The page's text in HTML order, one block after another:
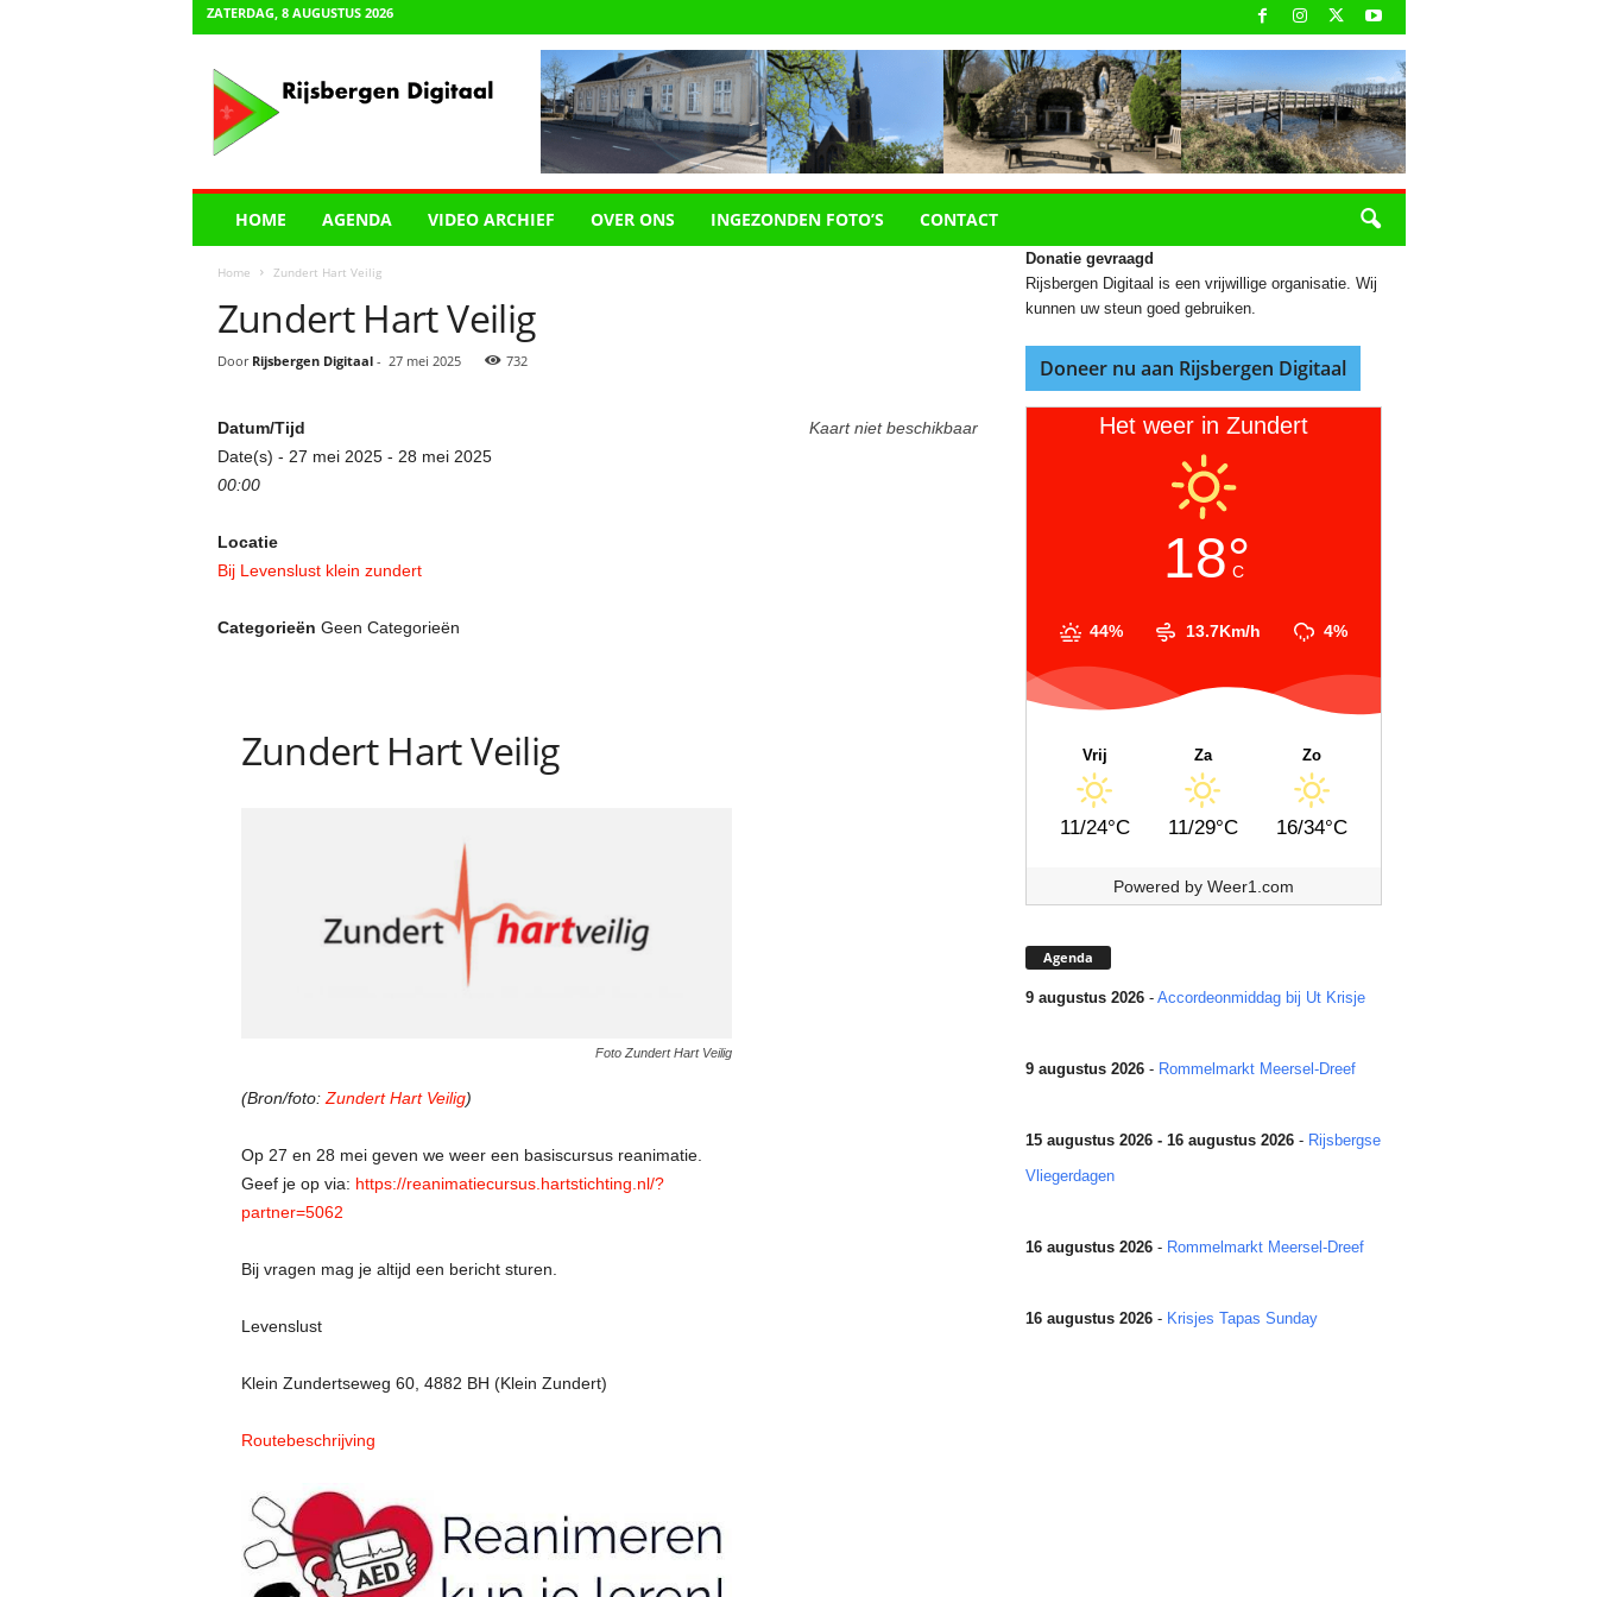
ZATERDAG, 8 AUGUSTUS 2026
HOME AGENDA VIDEO ARCHIEF OVER ONS INGEZONDEN FOTO’S CONTACT
Home Zundert Hart Veilig
Zundert Hart Veilig
Door Rijsbergen Digitaal- 27 mei 2025 732
Kaart niet beschikbaar
Datum/Tijd
Date(s) - 27 mei 2025 - 28 mei 2025
00:00
Locatie
Bij Levenslust klein zundert
Categorieën Geen Categorieën
Zundert Hart Veilig
Foto Zundert Hart Veilig
(Bron/foto:Zundert Hart Veilig)
Op 27 en 28 mei geven we weer een basiscursus reanimatie.
Geef je op via: https://reanimatiecursus.hartstichting.nl/?
partner=5062
Bij vragen mag je altijd een bericht sturen.
Levenslust
Klein Zundertseweg 60, 4882 BH (Klein Zundert)
Routebeschrijving
Donatie gevraagd
Rijsbergen Digitaal is een vrijwillige organisatie. Wij
kunnen uw steun goed gebruiken.
Doneer nu aan Rijsbergen Digitaal
Het weer in Zundert
18°
C
44% 13.7Km/h 4%
Vrij
11/24°C
Za
11/29°C
Zo
16/34°C
Powered by Weer1.com
Agenda
9 augustus 2026- Accordeonmiddag bij Ut Krisje
9 augustus 2026- Rommelmarkt Meersel-Dreef
15 augustus 2026 - 16 augustus 2026- Rijsbergse
Vliegerdagen
16 augustus 2026- Rommelmarkt Meersel-Dreef
16 augustus 2026- Krisjes Tapas Sunday